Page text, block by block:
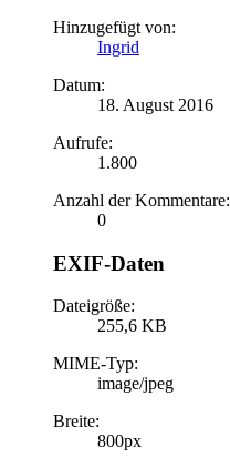
Hinzugefügt von:
Ingrid
Datum:
18. August 2016
Aufrufe:
1.800
Anzahl der Kommentare:
0
EXIF-Daten
Dateigröße:
255,6 KB
MIME-Typ:
image/jpeg
Breite:
800px